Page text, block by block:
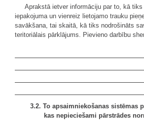
Aprakstā ietver informāciju par to, kā
iepakojuma un vienreiz lietojamo trauku
savākšana, tai skaitā, kā tiks nodrošināts
teritoriālais pārklājums. Pievieno darbību
3.2. To apsaimniekošanas sistēmas
kas nepieciešami pārstrādes